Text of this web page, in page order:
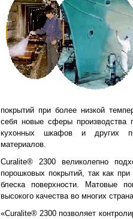
покрытий при более низкой
себя новые сферы производства
кухонных шкафов и других
материалов.
Curalite® 2300 великолепно
порошковых покрытий, так как
блеска поверхности. Матовые
высокого качества во многих
«Curalite® 2300 позволяет